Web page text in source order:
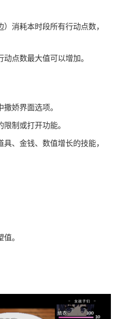
消耗本时段所有行动点数，
点数最大值可以增加。
娇界面选项。
制或打开功能。
、金钱、数值增长的技能，
。